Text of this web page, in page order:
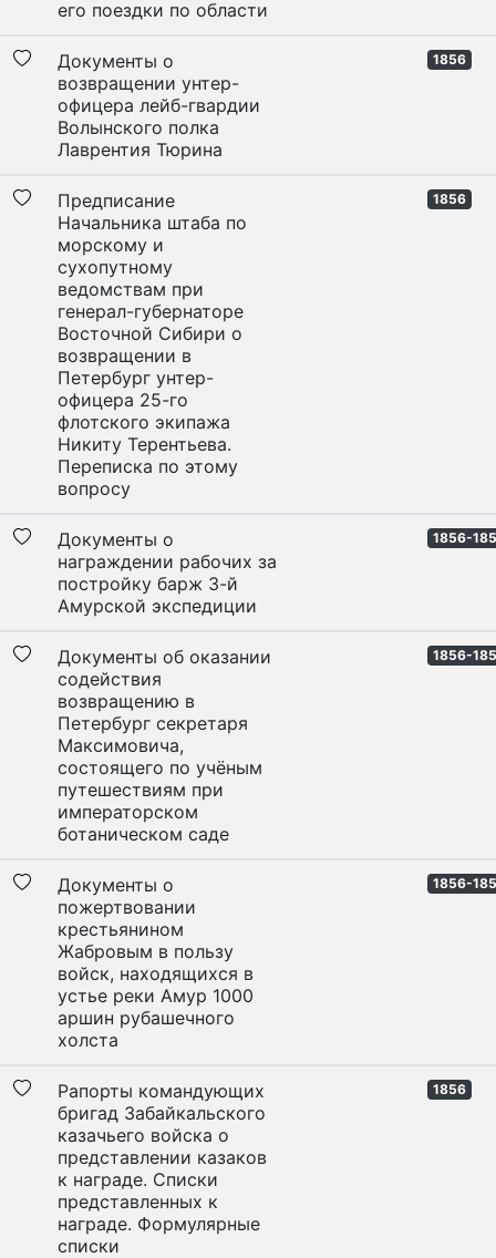
его поездки по области
Документы о
возвращении унтер-
офицера лейб-гвардии
Волынского полка
Лаврентия Тюрина
1856
Предписание
Начальника штаба по
морскому и
сухопутному
ведомствам при
генерал-губернаторе
Восточной Сибири о
возвращении в
Петербург унтер-
офицера 25-го
флотского экипажа
Никиту Терентьева.
Переписка по этому
вопросу
1856
Документы о
награждении рабочих за
постройку барж 3-й
Амурской экспедиции
1856-
Документы об оказании
содействия
возвращению в
Петербург секретаря
Максимовича,
состоящего по учёным
путешествиям при
императорском
ботаническом саде
1856-
Документы о
пожертвовании
крестьянином
Жабровым в пользу
войск, находящихся в
устье реки Амур 1000
аршин рубашечного
холста
1856-
Рапорты командующих
бригад Забайкальского
казачьего войска о
представлении казаков
к награде. Списки
представленных к
награде. Формулярные
списки
1856